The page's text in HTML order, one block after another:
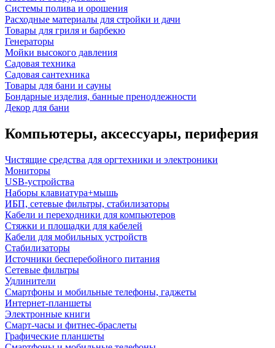
Системы полива и орошения
Расходные материалы для стройки и дачи
Товары для гриля и барбекю
Генераторы
Мойки высокого давления
Садовая техника
Садовая сантехника
Товары для бани и сауны
Бондарные изделия, банные пренодлежности
Декор для бани
Компьютеры, аксессуары, периферия
Чистящие средства для оргтехники и электроники
Мониторы
USB-устройства
Наборы клавиатура+мышь
ИБП, сетевые фильтры, стабилизаторы
Кабели и переходники для компьютеров
Стяжки и площадки для кабелей
Кабели для мобильных устройств
Стабилизаторы
Источники бесперебойного питания
Сетевые фильтры
Удлинители
Смартфоны и мобильные телефоны, гаджеты
Интернет-планшеты
Электронные книги
Смарт-часы и фитнес-браслеты
Графические планшеты